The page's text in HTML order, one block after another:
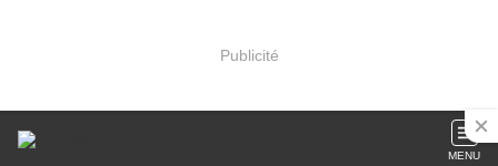
Publicité
MENU